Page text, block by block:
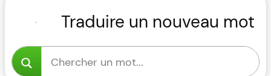
Traduire un nouveau mot